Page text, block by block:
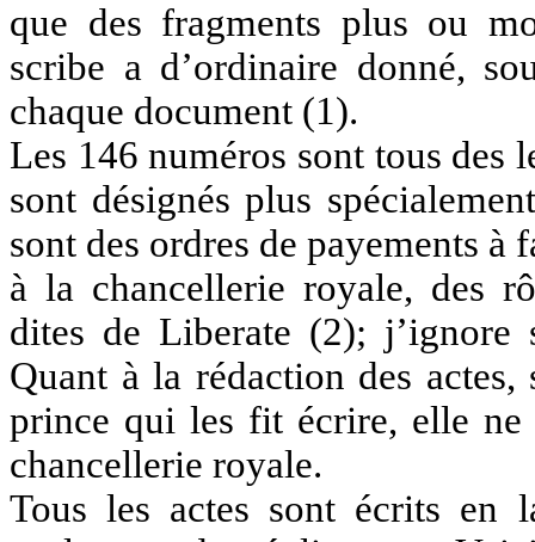
que des fragments plus ou
scribe a d’ordinaire donné,
chaque document (1).
Les 146 numéros sont tous des
sont désignés plus
sont des ordres de payements
à la chancellerie royale, des
dites de Liberate (2);
Quant à la rédaction des
prince qui les fit écrire, elle ne
chancellerie royale.
Tous les actes sont écrits en